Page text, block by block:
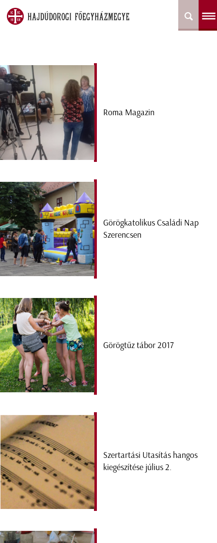
Roma Magazin
Görögkatolikus Családi Nap
Szerencsen
Görögtűz tábor 2017
Szertartási Utasítás hangos
kiegészítése július 2.